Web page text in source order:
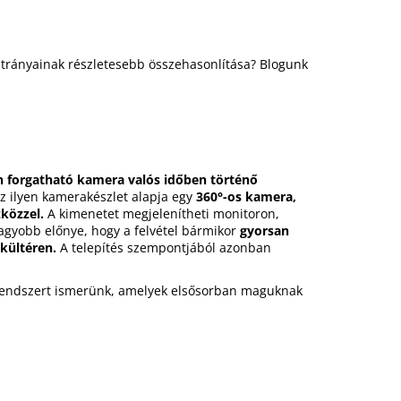
részletesebb összehasonlítása? Blogunk
forgatható kamera valós időben történő
ilyen kamerakészlet alapja egy 360°-os kamera,
A kimenetet megjelenítheti monitoron,
előnye, hogy a felvétel bármikor gyorsan
A telepítés szempontjából azonban
ismerünk, amelyek elsősorban maguknak